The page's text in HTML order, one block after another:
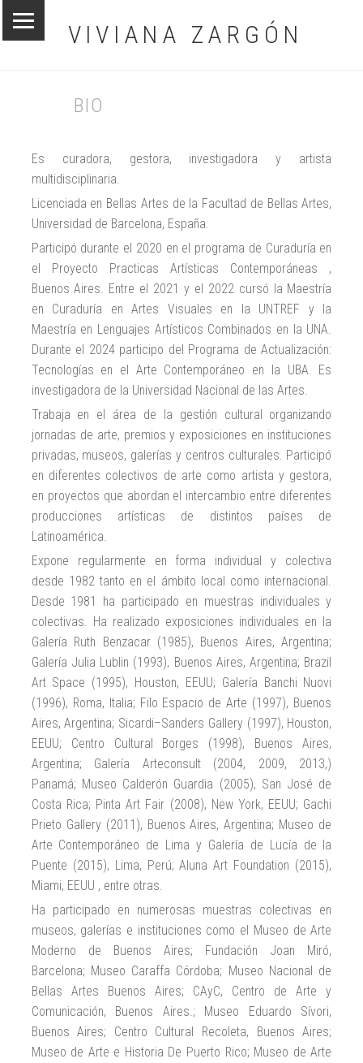
VIVIANA ZARGÓN
BIO
Es curadora, gestora, investigadora y artista
multidisciplinaria.
Licenciada en Bellas Artes de la Facultad de Bellas Artes,
Universidad de Barcelona, España.
Participó durante el 2020 en el programa de Curaduría en
el Proyecto Practicas Artísticas Contemporáneas ,
Buenos Aires. Entre el 2021 y el 2022 cursó la Maestría
en Curaduría en Artes Visuales en la UNTREF y la
Maestría en Lenguajes Artísticos Combinados en la UNA.
Durante el 2024 participo del Programa de Actualización:
Tecnologías en el Arte Contemporáneo en la UBA. Es
investigadora de la Universidad Nacional de las Artes.
Trabaja en el área de la gestión cultural organizando
jornadas de arte, premios y exposiciones en instituciones
privadas, museos, galerías y centros culturales. Participó
en diferentes colectivos de arte como artista y gestora,
en proyectos que abordan el intercambio entre diferentes
producciones artísticas de distintos países de
Latinoamérica.
Expone regularmente en forma individual y colectiva
desde 1982 tanto en el ámbito local como internacional.
Desde 1981 ha participado en muestras individuales y
colectivas. Ha realizado exposiciones individuales en la
Galería Ruth Benzacar (1985), Buenos Aires, Argentina;
Galería Julia Lublin (1993), Buenos Aires, Argentina; Brazil
Art Space (1995), Houston, EEUU; Galería Banchi Nuovi
(1996), Roma, Italia; Filo Espacio de Arte (1997), Buenos
Aires, Argentina; Sicardi–Sanders Gallery (1997), Houston,
EEUU; Centro Cultural Borges (1998), Buenos Aires,
Argentina; Galería Arteconsult (2004, 2009, 2013,)
Panamá; Museo Calderón Guardia (2005), San José de
Costa Rica; Pinta Art Fair (2008), New York, EEUU; Gachi
Prieto Gallery (2011), Buenos Aires, Argentina; Museo de
Arte Contemporáneo de Lima y Galería de Lucía de la
Puente (2015), Lima, Perú; Aluna Art Foundation (2015),
Miami, EEUU , entre otras.
Ha participado en numerosas muestras colectivas en
museos, galerías e instituciones como el Museo de Arte
Moderno de Buenos Aires; Fundación Joan Miró,
Barcelona; Museo Caraffa Córdoba; Museo Nacional de
Bellas Artes Buenos Aires; CAyC, Centro de Arte y
Comunicación, Buenos Aires.; Museo Eduardo Sívori,
Buenos Aires; Centro Cultural Recoleta, Buenos Aires;
Museo de Arte e Historia De Puerto Rico; Museo de Arte